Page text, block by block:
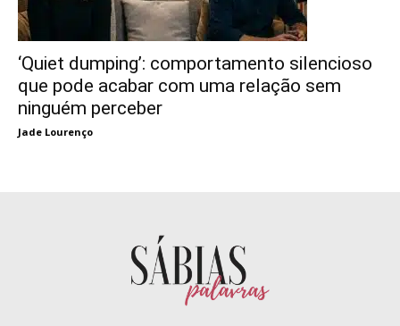
‘Quiet dumping’: comportamento silencioso
que pode acabar com uma relação sem
ninguém perceber
Jade Lourenço